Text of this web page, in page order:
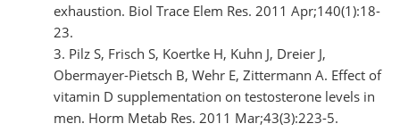
exhaustion. Biol Trace Elem Res. 2011 Apr;140(1):18-
23.
Pilz S, Frisch S, Koertke H, Kuhn J, Dreier J,
Obermayer-Pietsch B, Wehr E, Zittermann A. Effect of
vitamin D supplementation on testosterone levels in
men. Horm Metab Res. 2011 Mar;43(3):223-5.